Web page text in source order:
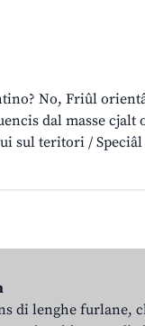
No, Friûl
dal masse cjalt
sul teritori /
di lenghe furlane,